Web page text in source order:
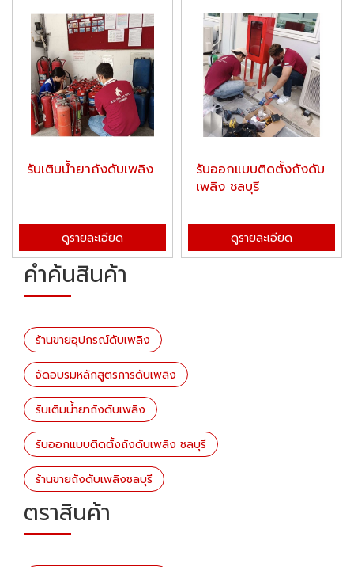
รับเติมน้ำยาถังดับเพลิง
ดูรายละเอียด
รับออกแบบติดตั้งถังดับ
เพลิง ชลบุรี
ดูรายละเอียด
คำค้นสินค้า
ร้านขายอุปกรณ์ดับเพลิง
จัดอบรมหลักสูตรการดับเพลิง
รับเติมน้ำยาถังดับเพลิง
รับออกแบบติดตั้งถังดับเพลิง ชลบุรี
ร้านขายถังดับเพลิงชลบุรี
ตราสินค้า